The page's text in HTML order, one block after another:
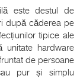
este destul de
după căderea pe
tipice ale
unitate hardware
de persoane
pur și simplu